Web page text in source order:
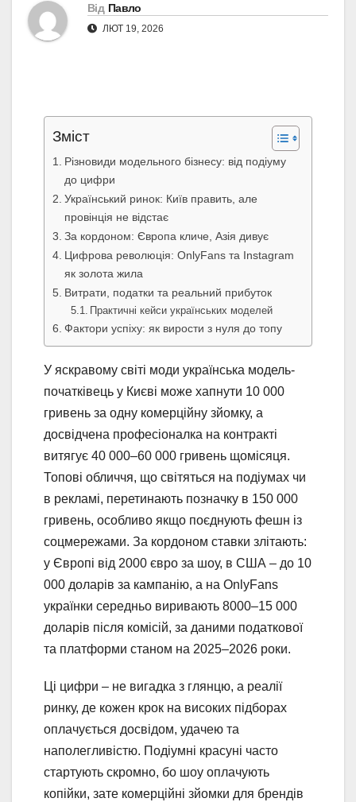
Від Павло
ЛЮТ 19, 2026
Зміст
Різновиди модельного бізнесу: від подіуму
до цифри
Український ринок: Київ править, але
провінція не відстає
За кордоном: Європа кличе, Азія дивує
Цифрова революція: OnlyFans та Instagram
як золота жила
Витрати, податки та реальний прибуток
Практичні кейси українських моделей
Фактори успіху: як вирости з нуля до топу
У яскравому світі моди українська модель-
початківець у Києві може хапнути 10 000
гривень за одну комерційну зйомку, а
досвідчена професіоналка на контракті
витягує 40 000–60 000 гривень щомісяця.
Топові обличчя, що світяться на подіумах чи
в рекламі, перетинають позначку в 150 000
гривень, особливо якщо поєднують фешн із
соцмережами. За кордоном ставки злітають:
у Європі від 2000 євро за шоу, в США – до 10
000 доларів за кампанію, а на OnlyFans
українки середньо виривають 8000–15 000
доларів після комісій, за даними податкової
та платформи станом на 2025–2026 роки.
Ці цифри – не вигадка з глянцю, а реалії
ринку, де кожен крок на високих підборах
оплачується досвідом, удачею та
наполегливістю. Подіумні красуні часто
стартують скромно, бо шоу оплачують
копійки, зате комерційні зйомки для брендів